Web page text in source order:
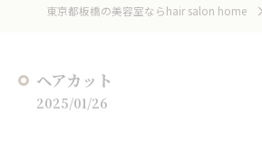
東京都板橋の美容室ならhair salon home
ヘアカット
2025/01/26